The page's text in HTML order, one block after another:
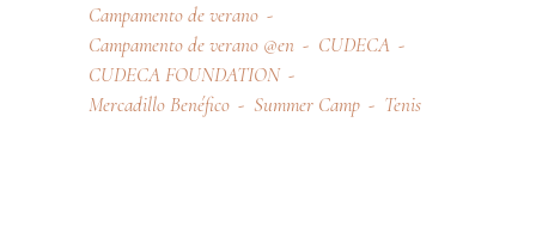
Campamento de verano
Campamento de verano @en
CUDECA
CUDECA FOUNDATION
Mercadillo Benéfico
Summer Camp Tenis